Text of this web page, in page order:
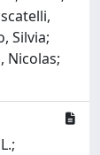
Silvia;
Nicolas;